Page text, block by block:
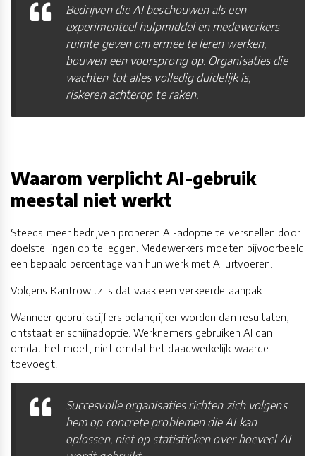
Bedrijven die AI beschouwen als een
experimenteel hulpmiddel en medewerkers
ruimte geven om ermee te leren werken,
bouwen een voorsprong op. Organisaties die
wachten tot alles volledig duidelijk is,
riskeren achterop te raken.
Waarom verplicht AI-gebruik
meestal niet werkt
Steeds meer bedrijven proberen AI-adoptie te versnellen door
doelstellingen op te leggen. Medewerkers moeten bijvoorbeeld
een bepaald percentage van hun werk met AI uitvoeren.
Volgens Kantrowitz is dat vaak een verkeerde aanpak.
Wanneer gebruikscijfers belangrijker worden dan resultaten,
ontstaat er schijnadoptie. Werknemers gebruiken AI dan
omdat het moet, niet omdat het daadwerkelijk waarde
toevoegt.
Succesvolle organisaties richten zich volgens
hem op concrete problemen die AI kan
oplossen, niet op statistieken over hoeveel AI